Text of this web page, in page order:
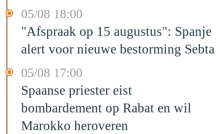
05/08 18:00
"Afspraak op 15 augustus": Spanje
alert voor nieuwe bestorming Sebta
05/08 17:00
Spaanse priester eist
bombardement op Rabat en wil
Marokko heroveren